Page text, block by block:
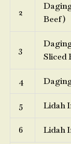
2
Beef)
3
Sliced
4
5 Lidah
6 Lidah